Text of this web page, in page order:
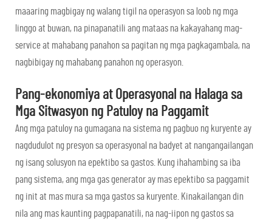
maaaring magbigay ng walang tigil na operasyon sa loob ng mga
linggo at buwan, na pinapanatili ang mataas na kakayahang mag-
service at mahabang panahon sa pagitan ng mga pagkagambala, na
nagbibigay ng mahabang panahon ng operasyon.
Pang-ekonomiya at Operasyonal na Halaga sa
Mga Sitwasyon ng Patuloy na Paggamit
Ang mga patuloy na gumagana na sistema ng pagbuo ng kuryente ay
nagdudulot ng presyon sa operasyonal na badyet at nangangailangan
ng isang solusyon na epektibo sa gastos. Kung ihahambing sa iba
pang sistema, ang mga gas generator ay mas epektibo sa paggamit
ng init at mas mura sa mga gastos sa kuryente. Kinakailangan din
nila ang mas kaunting pagpapanatili, na nag-iipon ng gastos sa